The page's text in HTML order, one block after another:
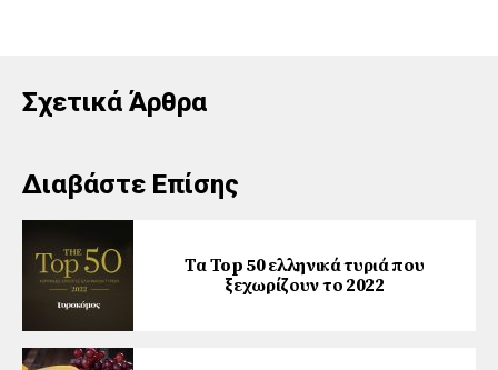
Σχετικά Άρθρα
Διαβάστε Επίσης
Τα Top 50 ελληνικά τυριά που
ξεχωρίζουν το 2022